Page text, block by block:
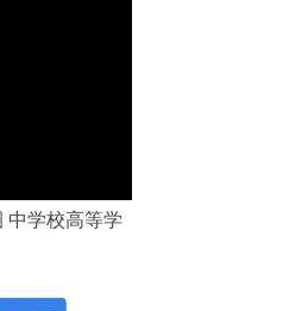
中学校高等学